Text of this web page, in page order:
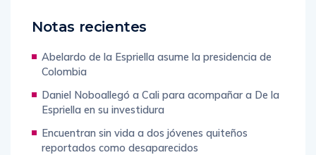
Notas recientes
Abelardo de la Espriella asume la presidencia de
Colombia
Daniel Noboallegó a Cali para acompañar a De la
Espriella en su investidura
Encuentran sin vida a dos jóvenes quiteños
reportados como desaparecidos